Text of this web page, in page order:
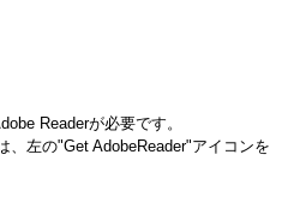
Readerが必要です。
、左の"Get AdobeReader"アイコンを